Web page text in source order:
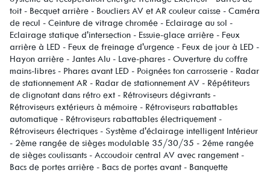
toit - Becquet arrière - Boucliers AV et AR couleur caisse - Caméra
de recul - Ceinture de vitrage chromée - Eclairage au sol -
Eclairage statique d'intersection - Essuie-glace arrière - Feux
arrière à LED - Feux de freinage d'urgence - Feux de jour à LED -
Hayon arrière - Jantes Alu - Lave-phares - Ouverture du coffre
mains-libres - Phares avant LED - Poignées ton carrosserie - Radar
de stationnement AR - Radar de stationnement AV - Répétiteurs
de clignotant dans rétro ext - Rétroviseurs dégivrants -
Rétroviseurs extérieurs à mémoire - Rétroviseurs rabattables
automatique - Rétroviseurs rabattables électriquement -
Rétroviseurs électriques - Système d'éclairage intelligent Intérieur
- 2ème rangée de sièges modulable 35/30/35 - 2éme rangée
de sièges coulissants - Accoudoir central AV avec rangement -
Bacs de portes arrière - Bacs de portes avant - Banquette